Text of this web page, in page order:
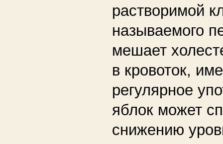
растворимой
называемого
мешает
в кровоток,
регулярное
яблок может
снижению